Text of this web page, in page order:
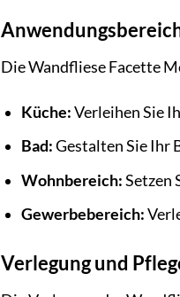
Die Wandfliese Facette
Küche:Verleihen Sie
Bad:Gestalten Sie Ihr
Wohnbereich:Setzen
Gewerbebereich:
Verlegung und